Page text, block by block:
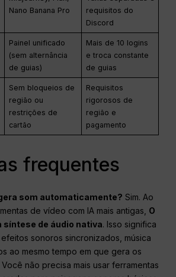
Nano Banana Pro
requisitos do
Discord
Painel unificado
(sem alternância
de guias)
Mais de 10 logins
e troca constante
de guias
Sem bloqueios de
região ou
restrições de
cartão
Requisitos
rigorosos de
região e
pagamento
frequentes
gera som automaticamente? Sim. Ao
de vídeo com IA mais antigas, O
síntese de áudio nativa. Isso significa
sonoros sincronizados, música
ao mesmo tempo em que gera os
não precisa mais usar ferramentas